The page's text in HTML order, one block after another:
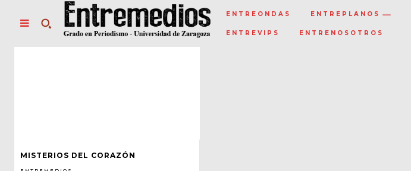
ENTREONDAS ENTREPLANOS
ENTREVIPS ENTRENOSOTROS
MISTERIOS DEL CORAZÓN